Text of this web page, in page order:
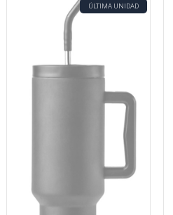
ÚLTIMA UNIDAD